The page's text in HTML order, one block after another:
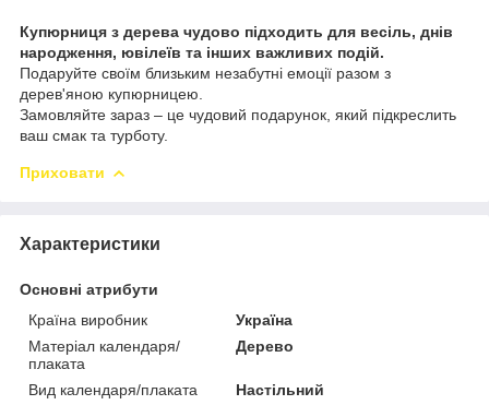
Купюрниця з дерева чудово підходить для весіль, днів
народження, ювілеїв та інших важливих подій.
Подаруйте своїм близьким незабутні емоції разом з
дерев'яною купюрницею.
Замовляйте зараз – це чудовий подарунок, який підкреслить
ваш смак та турботу.
Приховати
Характеристики
Основні атрибути
Країна виробник
Україна
Матеріал календаря/
плаката
Дерево
Вид календаря/плаката
Настільний